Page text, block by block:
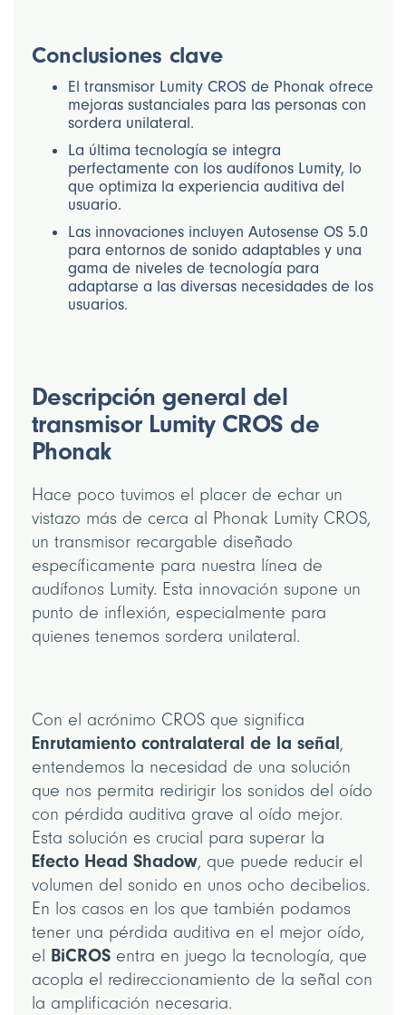
Conclusiones clave
El transmisor Lumity CROS de Phonak ofrece
mejoras sustanciales para las personas con
sordera unilateral.
La última tecnología se integra
perfectamente con los audífonos Lumity, lo
que optimiza la experiencia auditiva del
usuario.
Las innovaciones incluyen Autosense OS 5.0
para entornos de sonido adaptables y una
gama de niveles de tecnología para
adaptarse a las diversas necesidades de los
usuarios.
Descripción general del
transmisor Lumity CROS de
Phonak
Hace poco tuvimos el placer de echar un
vistazo más de cerca al Phonak Lumity CROS,
un transmisor recargable diseñado
específicamente para nuestra línea de
audífonos Lumity. Esta innovación supone un
punto de inflexión, especialmente para
quienes tenemos sordera unilateral.
Con el acrónimo CROS que significa
Enrutamiento contralateral de la señal,
entendemos la necesidad de una solución
que nos permita redirigir los sonidos del oído
con pérdida auditiva grave al oído mejor.
Esta solución es crucial para superar la
Efecto Head Shadow, que puede reducir el
volumen del sonido en unos ocho decibelios.
En los casos en los que también podamos
tener una pérdida auditiva en el mejor oído,
el BiCROS entra en juego la tecnología, que
acopla el redireccionamiento de la señal con
la amplificación necesaria.